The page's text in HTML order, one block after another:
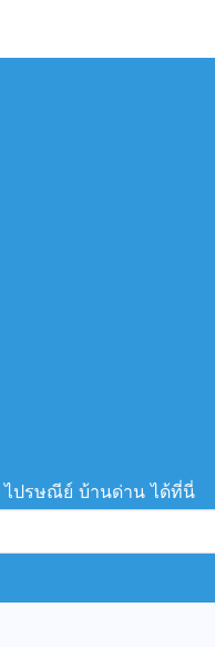
ไปรษณีย์ บ้านด่าน ได้ที่นี่